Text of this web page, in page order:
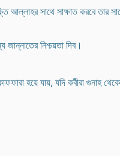
আল্লাহর সাথে সাক্ষাত করবে তার
নিশ্চয়তা দিব।
হয়ে যায়, যদি কবীরা গুনাহ